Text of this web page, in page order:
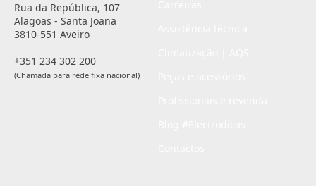
Rua da República, 107
Alagoas - Santa Joana
3810-551 Aveiro
+351 234 302 200
(Chamada para rede fixa nacional)